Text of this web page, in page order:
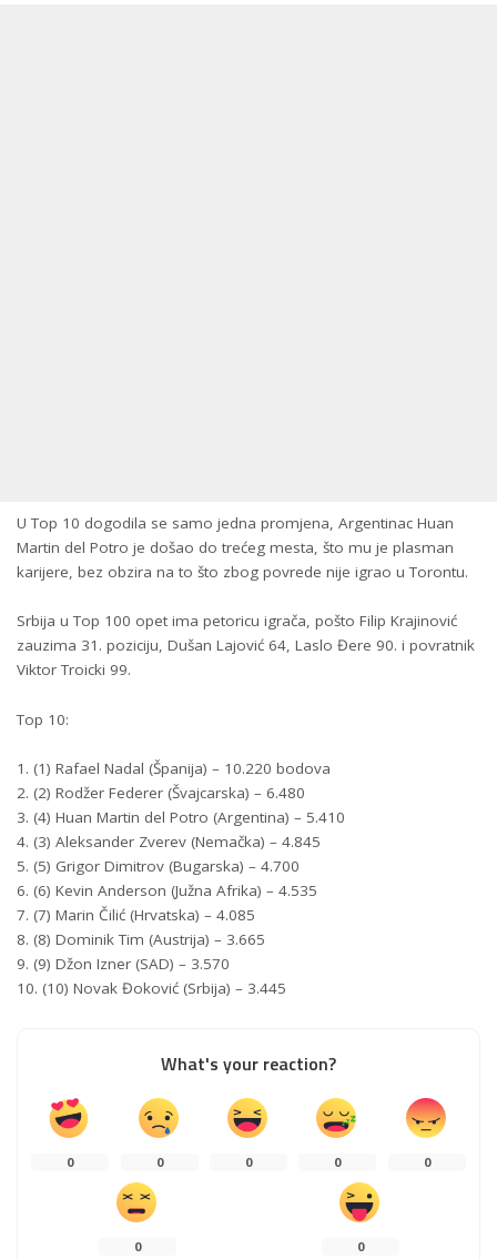
U Top 10 dogodila se samo jedna promjena, Argentinac Huan
Martin del Potro je došao do trećeg mesta, što mu je plasman
karijere, bez obzira na to što zbog povrede nije igrao u Torontu.
Srbija u Top 100 opet ima petoricu igrača, pošto Filip Krajinović
zauzima 31. poziciju, Dušan Lajović 64, Laslo Đere 90. i povratnik
Viktor Troicki 99.
Top 10:
1. (1) Rafael Nadal (Španija) – 10.220 bodova
2. (2) Rodžer Federer (Švajcarska) – 6.480
3. (4) Huan Martin del Potro (Argentina) – 5.410
4. (3) Aleksander Zverev (Nemačka) – 4.845
5. (5) Grigor Dimitrov (Bugarska) – 4.700
6. (6) Kevin Anderson (Južna Afrika) – 4.535
7. (7) Marin Čilić (Hrvatska) – 4.085
8. (8) Dominik Tim (Austrija) – 3.665
9. (9) Džon Izner (SAD) – 3.570
10. (10) Novak Đoković (Srbija) – 3.445
What's your reaction?
0 0 0 0 0
0 0